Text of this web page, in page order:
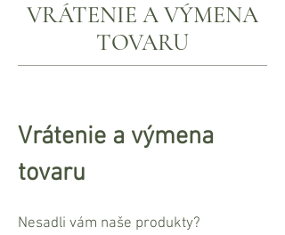
VRÁTENIE A VÝMENA
TOVARU
Vrátenie a výmena
tovaru
Nesadli vám naše produkty?